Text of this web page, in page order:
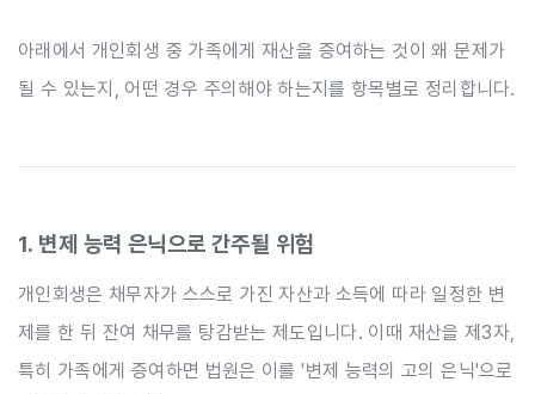
아래에서 개인회생 중 가족에게 재산을 증여하는 것이 왜 문제가
될 수 있는지, 어떤 경우 주의해야 하는지를 항목별로 정리합니다.
1. 변제 능력 은닉으로 간주될 위험
개인회생은 채무자가 스스로 가진 자산과 소득에 따라 일정한 변
제를 한 뒤 잔여 채무를 탕감받는 제도입니다. 이때 재산을 제3자,
특히 가족에게 증여하면 법원은 이를 '변제 능력의 고의 은닉'으로